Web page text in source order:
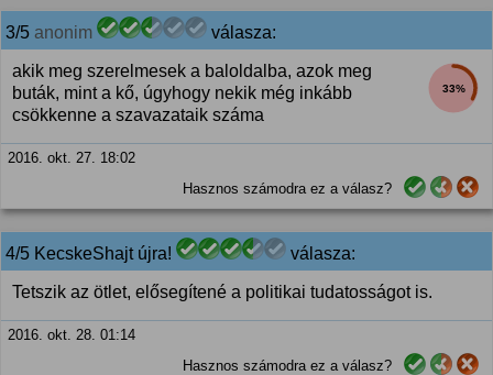
3/5 anonim válasza:
33%
akik meg szerelmesek a baloldalba, azok meg
buták, mint a kő, úgyhogy nekik még inkább
csökkenne a szavazataik száma
2016. okt. 27. 18:02
Hasznos számodra ez a válasz?
4/5 KecskeShajt újra! válasza:
Tetszik az ötlet, elősegítené a politikai tudatosságot is.
2016. okt. 28. 01:14
Hasznos számodra ez a válasz?